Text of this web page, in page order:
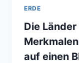
ERDE
Die
auf einen